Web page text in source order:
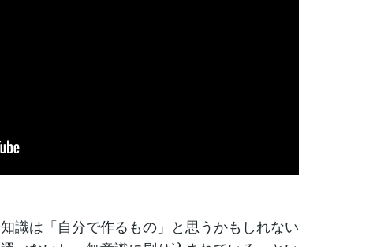
識は「自分で作るもの」と思うかもしれない